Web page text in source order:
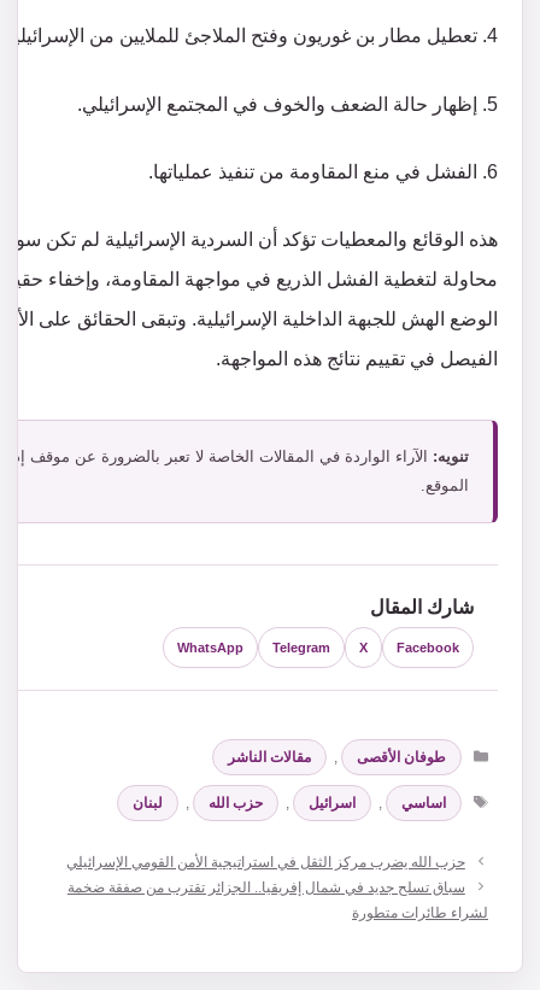
4. تعطيل مطار بن غوريون وفتح الملاجئ للملايين من الإسرائيليين.
5. إظهار حالة الضعف والخوف في المجتمع الإسرائيلي.
6. الفشل في منع المقاومة من تنفيذ عملياتها.
هذه الوقائع والمعطيات تؤكد أن السردية الإسرائيلية لم تكن سوى
محاولة لتغطية الفشل الذريع في مواجهة المقاومة، وإخفاء
الوضع الهش للجبهة الداخلية الإسرائيلية. وتبقى الحقائق على
الفيصل في تقييم نتائج هذه المواجهة.
تنويه: الآراء الواردة في المقالات الخاصة لا تعبر بالضرورة عن موقف
الموقع.
شارك المقال
Facebook
X
Telegram
WhatsApp
التصنيفات
طوفان الأقصى ,
مقالات الناشر
الوسوم
اساسي , اسرائيل , حزب الله , لبنان
حزب الله يضرب مركز الثقل في استراتيجية الأمن القومي الإسرائيلي
سباق تسلح جديد في شمال إفريقيا.. الجزائر تقترب من صفقة ضخمة
لشراء طائرات متطورة